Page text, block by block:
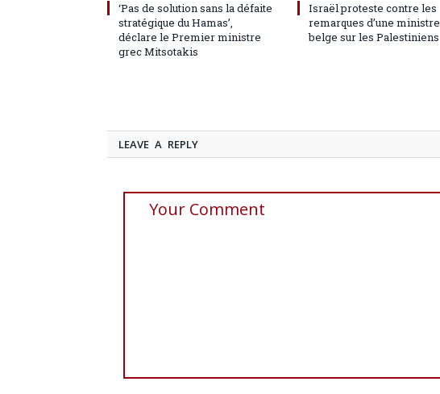
‘Pas de solution sans la défaite
stratégique du Hamas’,
déclare le Premier ministre
grec Mitsotakis
Israël proteste contre les
remarques d’une ministre
belge sur les Palestiniens
LEAVE A REPLY